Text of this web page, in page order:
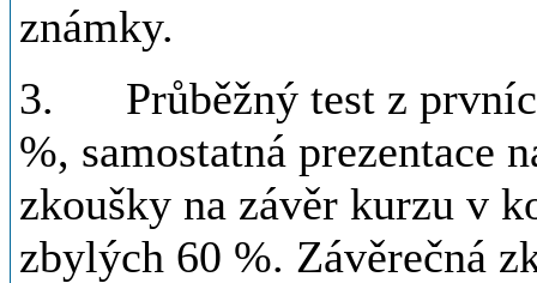
známky.
3. Průběžný test z
%, samostatná prezentace
zkoušky na závěr kurzu v
zbylých 60 %. Závěrečná